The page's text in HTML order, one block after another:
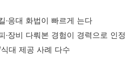
·응대 화법이 빠르게 는다
·장비 다뤄본 경험이 경력으로 인정
대 제공 사례 다수